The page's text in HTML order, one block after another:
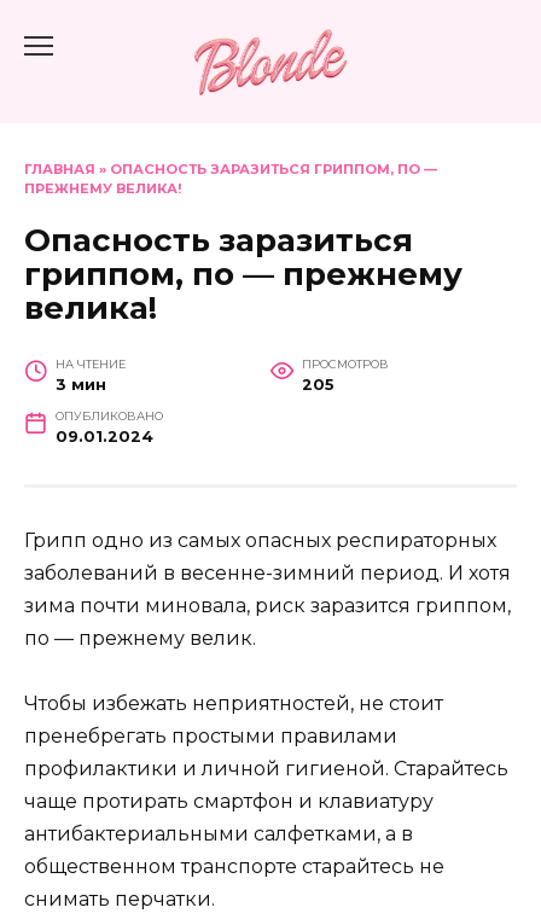
ГЛАВНАЯ » ОПАСНОСТЬ ЗАРАЗИТЬСЯ ГРИППОМ, ПО —
ПРЕЖНЕМУ ВЕЛИКА!
Опасность заразиться
гриппом, по — прежнему
велика!
НА ЧТЕНИЕ
3 мин
ПРОСМОТРОВ
205
ОПУБЛИКОВАНО
09.01.2024
Грипп одно из самых опасных респираторных
заболеваний в весенне-зимний период. И хотя
зима почти миновала, риск заразится гриппом,
по — прежнему велик.
Чтобы избежать неприятностей, не стоит
пренебрегать простыми правилами
профилактики и личной гигиеной. Старайтесь
чаще протирать смартфон и клавиатуру
антибактериальными салфетками, а в
общественном транспорте старайтесь не
снимать перчатки.